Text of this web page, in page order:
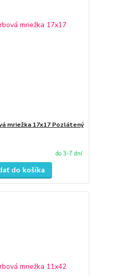
mriežka 17x17 Pozlátený
do 3-7 dní
do košíka